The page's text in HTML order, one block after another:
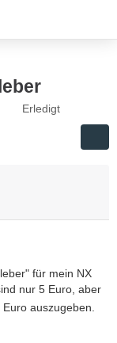
Erledigt
für mein NX
nur 5 Euro, aber
auszugeben.